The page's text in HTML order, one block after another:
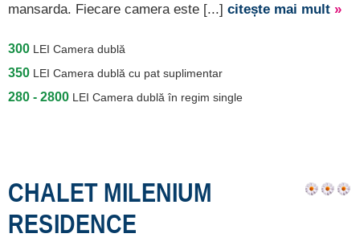
mansarda. Fiecare camera este [...] citește mai mult »
300 LEI Camera dublă
350 LEI Camera dublă cu pat suplimentar
280 - 2800 LEI Camera dublă în regim single
CHALET MILENIUM
RESIDENCE